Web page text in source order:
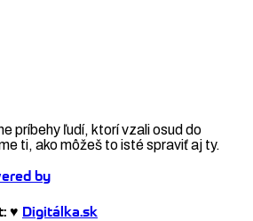
príbehy ľudí, ktorí vzali osud do
ti, ako môžeš to isté spraviť aj ty.
♥ Digitálka.sk